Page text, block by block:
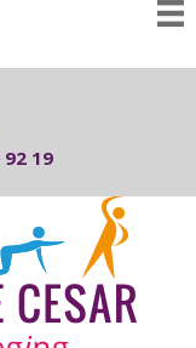
92 19